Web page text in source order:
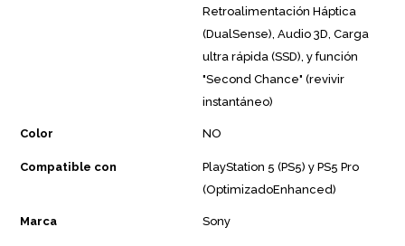
Retroalimentación Háptica
(DualSense), Audio 3D, Carga
ultra rápida (SSD), y función
"Second Chance" (revivir
instantáneo)
Color NO
Compatible con
PlayStation 5 (PS5) y PS5 Pro
(OptimizadoEnhanced)
Marca Sony